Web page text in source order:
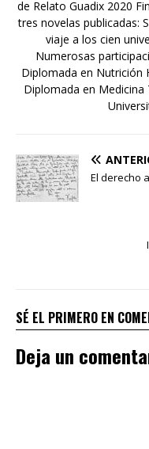
de Relato Guadix 2020
tres novelas publicadas:
viaje a los cien
Numerosas
Diplomada en Nutrición
Diplomada en Medicina
El derecho
SÉ EL PRIMERO EN
Deja un